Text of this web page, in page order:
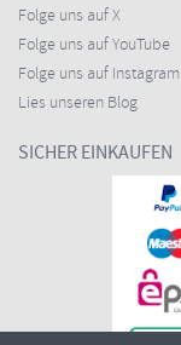
Folge uns auf X
Folge uns auf YouTube
Folge uns auf Instagram
Lies unseren Blog
SICHER EINKAUFEN